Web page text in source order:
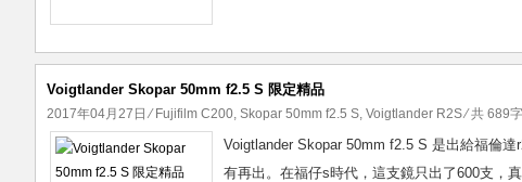
Voigtlander Skopar 50mm f2.5 S 限定精品
2017年04月27日 ⁄ Fujifilm C200, Skopar 50mm f2.5 S, Voigtlander R2S⁄ 共 689
Voigtlander Skopar 50mm f2.5 S 是出給福倫
有再出。在福仔s時代，這支鏡只出了600支，